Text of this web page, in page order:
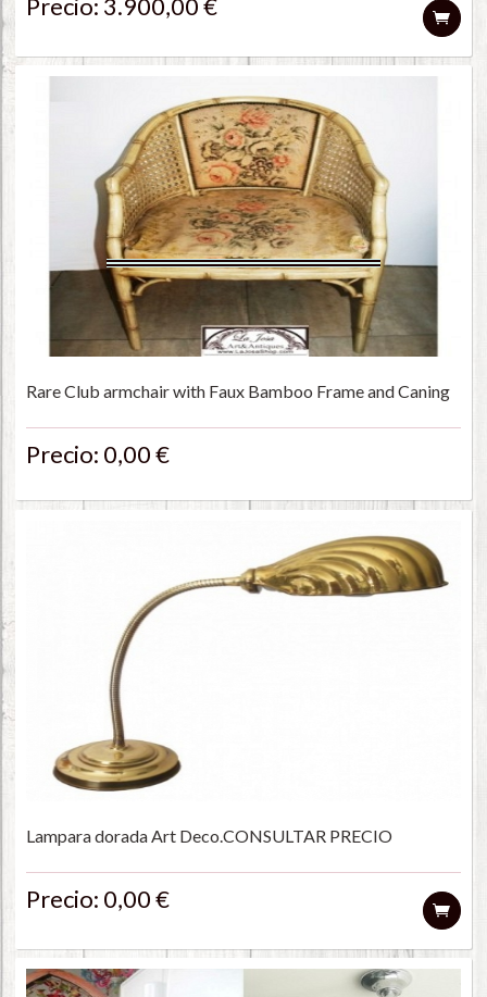
Rare Club armchair with Faux Bamboo Frame and Caning
Precio: 0,00 €
Lampara dorada Art Deco.CONSULTAR PRECIO
Precio: 0,00 €